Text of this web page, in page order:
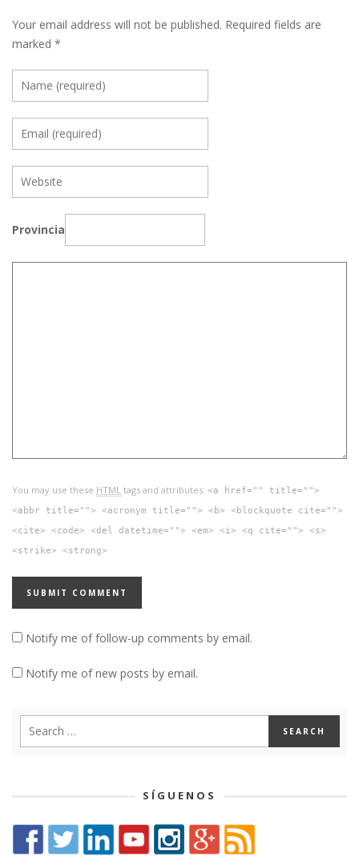
Your email address will not be published. Required fields are
marked *
Provincia
You may use these HTML tags and attributes: <a href="" title="">
<abbr title=""> <acronym title=""> <b> <blockquote cite="">
<cite> <code> <del datetime=""> <em> <i> <q cite=""> <s>
<strike> <strong>
Notify me of follow-up comments by email.
Notify me of new posts by email.
SÍGUENOS